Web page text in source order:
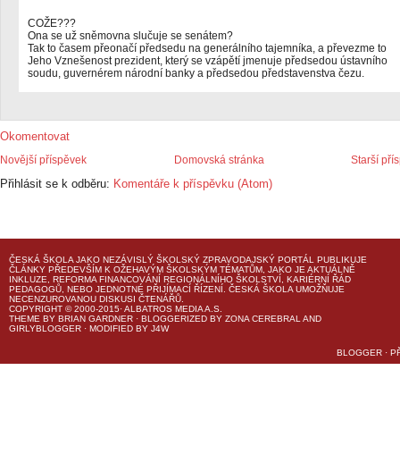
COŽE???
Ona se už sněmovna slučuje se senátem?
Tak to časem přeonačí předsedu na generálního tajemníka, a převezme to
Jeho Vznešenost prezident, který se vzápětí jmenuje předsedou ústavního
soudu, guvernérem národní banky a předsedou představenstva čezu.
Okomentovat
Novější příspěvek Starší
Domovská stránka
Přihlásit se k odběru: Komentáře k příspěvku (Atom)
ČESKÁ ŠKOLA JAKO NEZÁVISLÝ ŠKOLSKÝ ZPRAVODAJSKÝ PORTÁL PUBLIKUJE
ČLÁNKY PŘEDEVŠÍM K OŽEHAVÝM ŠKOLSKÝM TÉMATŮM, JAKO JE AKTUÁLNĚ
INKLUZE, REFORMA FINANCOVÁNÍ REGIONÁLNÍHO ŠKOLSTVÍ, KARIÉRNÍ ŘÁD
PEDAGOGŮ, NEBO JEDNOTNÉ PŘIJÍMACÍ ŘÍZENÍ. ČESKÁ ŠKOLA UMOŽŇUJE
NECENZUROVANOU DISKUSI ČTENÁŘŮ.
COPYRIGHT © 2000-2015· ALBATROS MEDIA A.S.
THEME BY BRIAN GARDNER · BLOGGERIZED BY ZONA CEREBRAL AND
GIRLYBLOGGER · MODIFIED BY J4W
BLOGGER ·